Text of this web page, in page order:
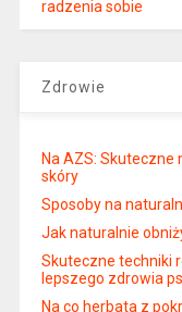
radzenia sobie
Zdrowie
Na AZS:
skóry
Sposoby na
Jak naturalnie
Skuteczne techniki
lepszego zdrowia
Na co herbata z